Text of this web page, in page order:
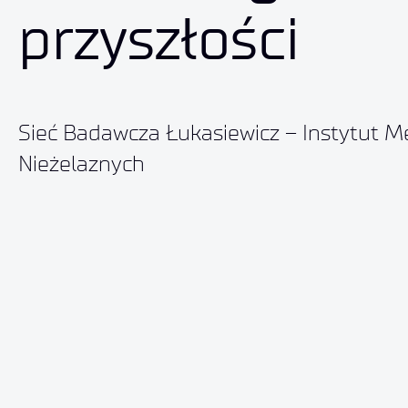
przyszłości
Sieć Badawcza Łukasiewicz – Instytut
Nieżelaznych